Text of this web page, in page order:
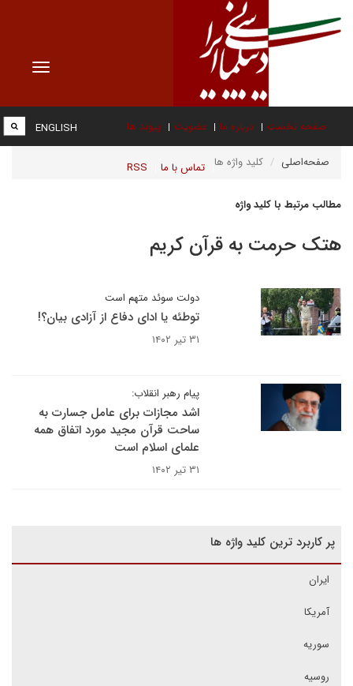
Toggle
صفحه نخست درباره ما عضویت پیوند ها
تماس با ما RSS
ENGLISH
صفحه‌اصلی کلید واژه ها
مطالب مرتبط با کلید واژه
هتک حرمت به قرآن کریم
دولت سوئد متهم است
توطئه یا ادای دفاع از آزادی بیان؟!
۳۱ تیر ۱۴۰۲
پیام رهبر انقلاب:
اشد مجازات برای عامل جسارت به
ساحت قرآن مجید مورد اتفاق همه
علمای اسلام است
۳۱ تیر ۱۴۰۲
پر کاربرد ترین کلید واژه ها
ایران
آمریکا
سوریه
روسیه